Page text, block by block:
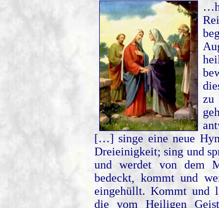
zu
[…] singe eine neue
Dreieinigkeit; sing und
und werdet von dem
bedeckt, kommt und
eingehüllt. Kommt und
die vom Heiligen